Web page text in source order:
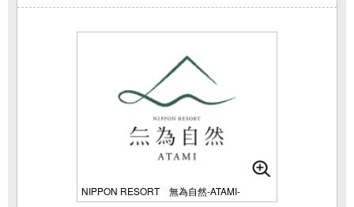
NIPPON RESORT 無為自然-ATAMI-